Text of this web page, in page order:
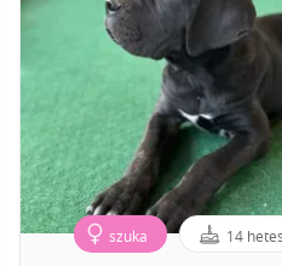
szuka 14 hetes